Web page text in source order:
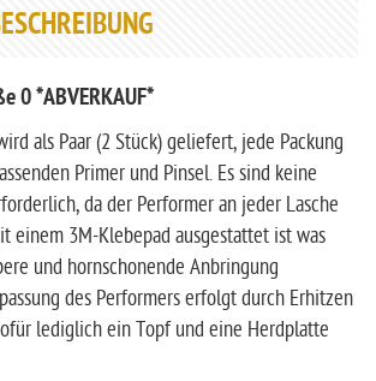
0 *ABVERKAUF*
als Paar (2 Stück) geliefert, jede Packung
Primer und Pinsel. Es sind keine
da der Performer an jeder Lasche
einem 3M-Klebepad ausgestattet ist was
und hornschonende Anbringung
des Performers erfolgt durch Erhitzen
lediglich ein Topf und eine Herdplatte